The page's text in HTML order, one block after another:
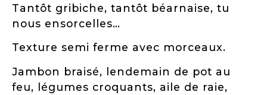
Tantôt gribiche, tantôt béarnaise, tu
nous ensorcelles…
Texture semi ferme avec morceaux.
Jambon braisé, lendemain de pot au
feu, légumes croquants, aile de raie,